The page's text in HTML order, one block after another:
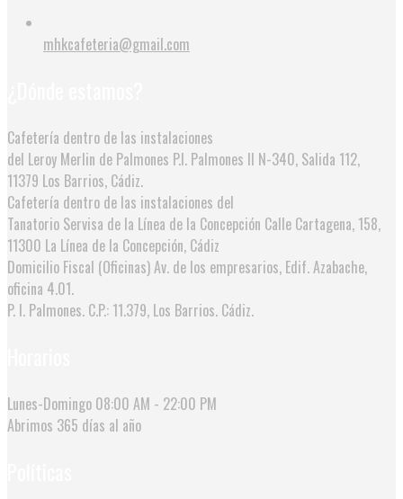
mhkcafeteria@gmail.com
Cafetería dentro de las instalaciones
del Leroy Merlin de Palmones P.I. Palmones II N-340, Salida 112,
11379 Los Barrios, Cádiz.
Cafetería dentro de las instalaciones del
Tanatorio Servisa de la Línea de la Concepción Calle Cartagena, 158,
11300 La Línea de la Concepción, Cádiz
Domicilio Fiscal (Oficinas)Av. de los empresarios, Edif. Azabache,
oficina 4.01.
P. I. Palmones. C.P.: 11.379, Los Barrios. Cádiz.
Lunes-Domingo 08:00 AM - 22:00 PM
Abrimos 365 días al año